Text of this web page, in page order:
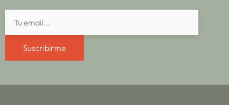
Suscribirme